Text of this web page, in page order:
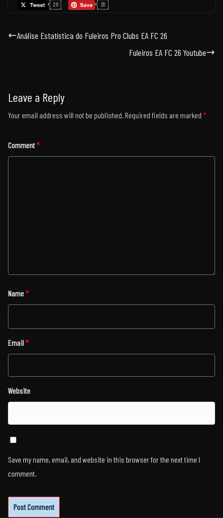
20
20
Análise Estatística do Fuleiros Pro Clubs EA FC 26
Fuleiros EA FC 26 Youtube
Leave a Reply
Your email address will not be published.Required fields are marked *
Comment*
Name*
Email*
Website
Save my name, email, and website in this browser for the next time I
comment.